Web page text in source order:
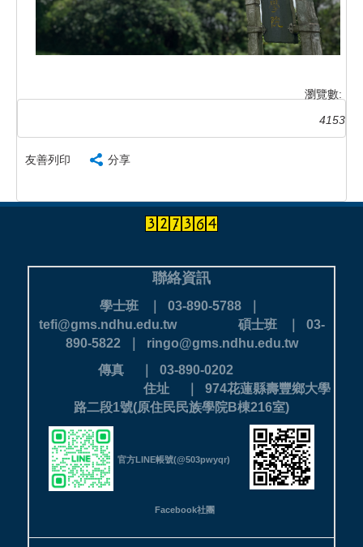
瀏覽數:
4153
友善列印 分享
聯絡資訊
學士班 ｜ 03-890-5788 ｜
tefi@gms.ndhu.edu.tw 碩士班 ｜ 03-
890-5822 ｜ ringo@gms.ndhu.edu.tw
傳真 ｜ 03-890-0202
住址 ｜ 974花蓮縣壽豐鄉大學
路二段1號(原住民民族學院B棟216室)
官方LINE帳號(@503pwyqr)
Facebook社團